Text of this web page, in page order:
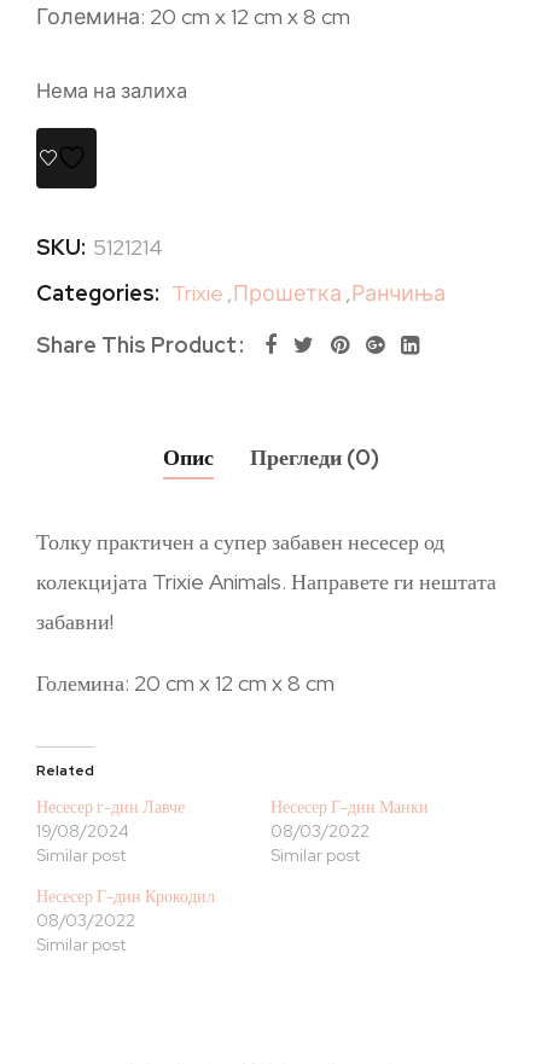
Големина: 20 cm x 12 cm x 8 cm
Нема на залиха
SKU: 5121214
Categories: Trixie ,Прошетка ,Ранчиња
Share This Product
Опис Прегледи (0)
Толку практичен а супер забавен несесер од
колекцијата Trixie Animals. Направете ги нештата
забавни!
Големина: 20 cm x 12 cm x 8 cm
Related
Несесер г-дин Лавче
19/08/2024
Similar post
Несесер Г-дин Манки
08/03/2022
Similar post
Несесер Г-дин Крокодил
08/03/2022
Similar post